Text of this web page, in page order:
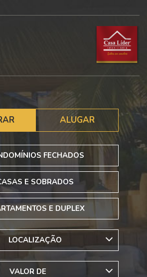
ALUGAR
FECHADOS
E SOBRADOS
E DUPLEX
LOCALIZAÇÃO
VALOR DE